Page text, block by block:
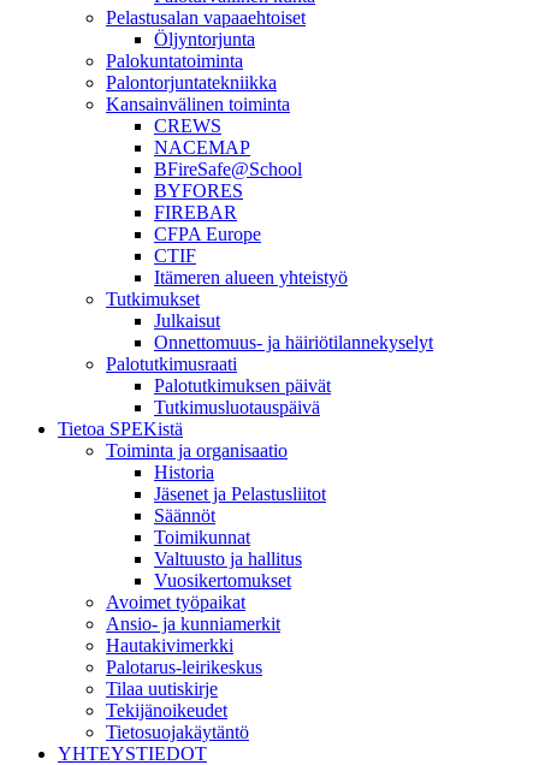
Pelastusalan vapaaehtoiset
Öljyntorjunta
Palokuntatoiminta
Palontorjuntatekniikka
Kansainvälinen toiminta
CREWS
NACEMAP
BFireSafe@School
BYFORES
FIREBAR
CFPA Europe
CTIF
Itämeren alueen yhteistyö
Tutkimukset
Julkaisut
Onnettomuus- ja häiriötilannekyselyt
Palotutkimusraati
Palotutkimuksen päivät
Tutkimusluotauspäivä
Tietoa SPEKistä
Toiminta ja organisaatio
Historia
Jäsenet ja Pelastusliitot
Säännöt
Toimikunnat
Valtuusto ja hallitus
Vuosikertomukset
Avoimet työpaikat
Ansio- ja kunniamerkit
Hautakivimerkki
Palotarus-leirikeskus
Tilaa uutiskirje
Tekijänoikeudet
Tietosuojakäytäntö
YHTEYSTIEDOT